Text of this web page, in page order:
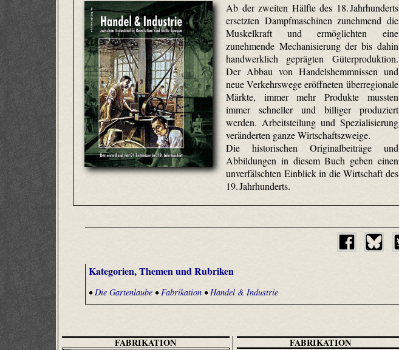
Ab der zweiten Hälfte des 18. Jahrhunderts
ersetzten Dampfmaschinen zunehmend die
Muskelkraft und ermöglichten eine
zunehmende Mechanisierung der bis dahin
handwerklich geprägten Güterproduktion.
Der Abbau von Handelshemmnissen und
neue Verkehrswege eröffneten überregionale
Märkte, immer mehr Produkte mussten
immer schneller und billiger produziert
werden. Arbeitsteilung und Spezialisierung
veränderten ganze Wirtschaftszweige.
Die historischen Originalbeiträge und
Abbildungen in diesem Buch geben einen
unverfälschten Einblick in die Wirtschaft des
19. Jahrhunderts.
Kategorien, Themen und Rubriken
•Die Gartenlaube •Fabrikation •Handel & Industrie
FABRIKATION FABRIKATION